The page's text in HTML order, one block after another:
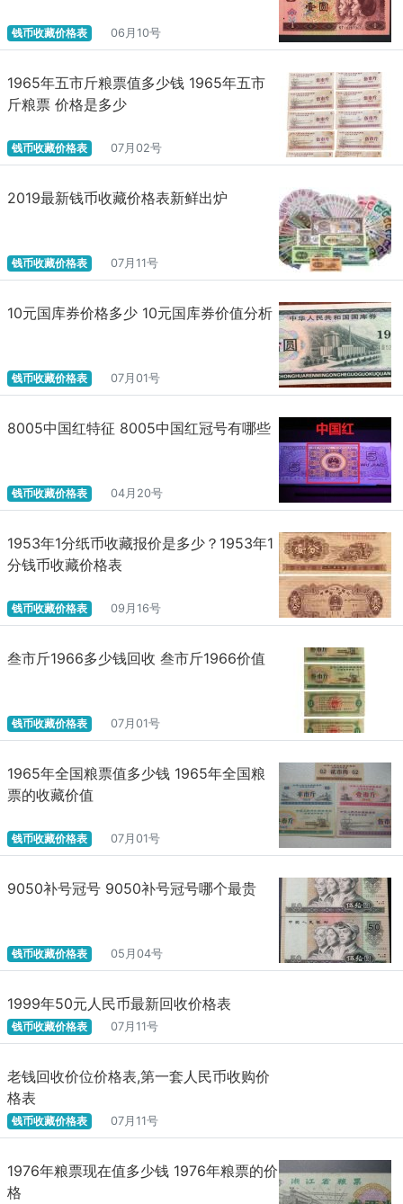
钱币收藏价格表 06月10号
1965年五市斤粮票值多少钱 1965年五市
斤粮票 价格是多少
钱币收藏价格表 07月02号
2019最新钱币收藏价格表新鲜出炉
钱币收藏价格表 07月11号
10元国库券价格多少 10元国库券价值分析
钱币收藏价格表 07月01号
8005中国红特征 8005中国红冠号有哪些
钱币收藏价格表 04月20号
​1953年1分纸币收藏报价是多少？1953年1
分钱币收藏价格表
钱币收藏价格表 09月16号
叁市斤1966多少钱回收 叁市斤1966价值
钱币收藏价格表 07月01号
1965年全国粮票值多少钱 1965年全国粮
票的收藏价值
钱币收藏价格表 07月01号
9050补号冠号 9050补号冠号哪个最贵
钱币收藏价格表 05月04号
1999年50元人民币最新回收价格表
钱币收藏价格表 07月11号
老钱回收价位价格表,第一套人民币收购价
格表
钱币收藏价格表 07月11号
1976年粮票现在值多少钱 1976年粮票的价
格